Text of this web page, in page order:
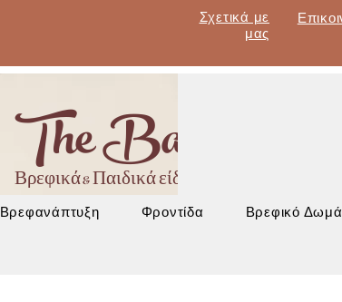
Σχετικά με
μας
The Baby Land
Βρεφικά & Παιδικά είδη - Έπιπλα -
Βρεφανάπτυξη Φροντίδα Βρεφικό